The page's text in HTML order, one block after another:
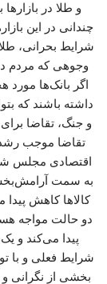
و طلا در
چندانی در این
شرایط بحرانی،
وجوهی که مردم
اگر بانک‌ها مورد
داشته باشند که
و جنگ، تقاضا
تقاضا موجب
اقتصادی مجلس
به سمت
کالاها کاهش پیدا
دو حالت مواجه
پیدا می‌کند و
شرایط فعلی و با
بخشی از نگرانی